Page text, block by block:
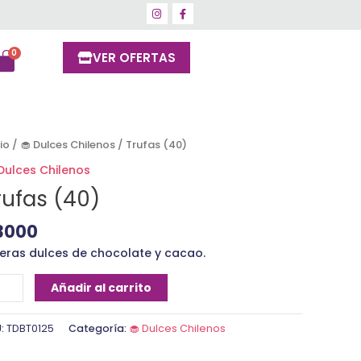
VER OFERTAS
/ 🧁 Dulces Chilenos / Trufas (40)
Chilenos
(40)
dulces de chocolate y cacao.
Añadir al carrito
TDBT0125 Categoría: 🧁 Dulces Chilenos